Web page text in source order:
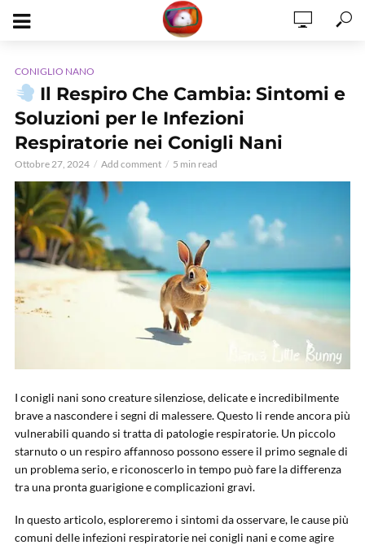
CONIGLIO NANO
Il Respiro Che Cambia: Sintomi e
Soluzioni per le Infezioni
Respiratorie nei Conigli Nani
Ottobre 27, 2024 Add comment 5 min read
I conigli nani sono creature silenziose, delicate e incredibilmente
brave a nascondere i segni di malessere. Questo li rende ancora più
vulnerabili quando si tratta di patologie respiratorie. Un piccolo
starnuto o un respiro affannoso possono essere il primo segnale di
un problema serio, e riconoscerlo in tempo può fare la differenza
tra una pronta guarigione e complicazioni gravi.
In questo articolo, esploreremo i sintomi da osservare, le cause più
comuni delle infezioni respiratorie nei conigli nani e come agire